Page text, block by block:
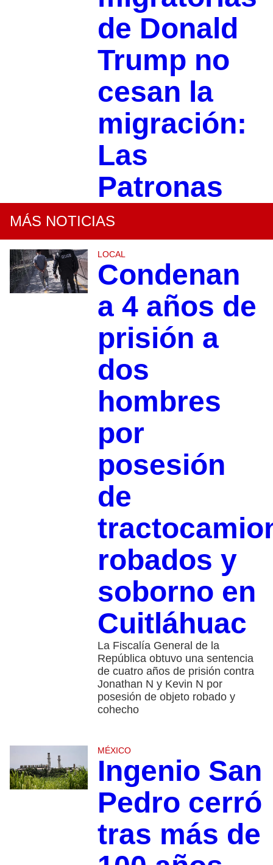
de Donald
Trump no
cesan la
migración:
Las
Patronas
MÁS NOTICIAS
LOCAL
Condenan
a 4 años de
prisión a
dos
hombres
por
posesión
de
robados y
soborno en
Cuitláhuac
La Fiscalía General de la
República obtuvo una sentencia
de cuatro años de prisión contra
Jonathan N y Kevin N por
posesión de objeto robado y
cohecho
MÉXICO
Ingenio San
Pedro cerró
tras más de